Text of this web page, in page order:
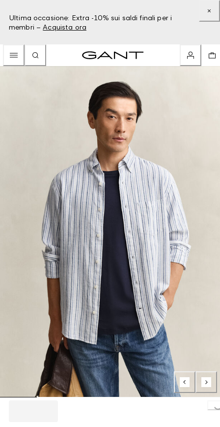
Ultima occasione: Extra -10% sui saldi finali per i
membri – Acquista ora